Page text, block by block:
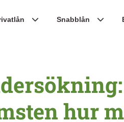
Snabblån
hur